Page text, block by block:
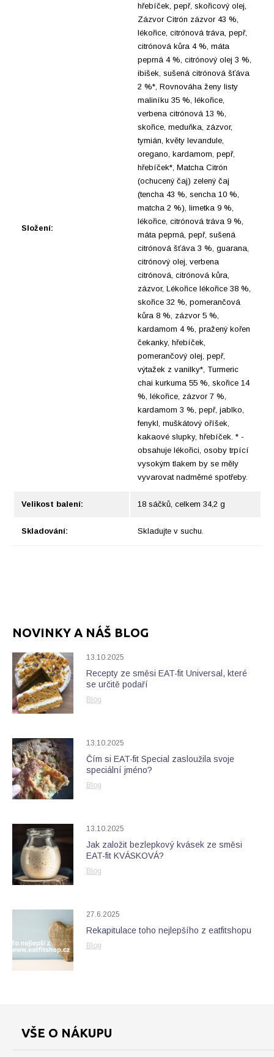
Složení:
hřebíček, pepř, skořicový olej,
Zázvor Citrón zázvor 43 %,
lékořice, citrónová tráva, pepř,
citrónová kůra 4 %, máta
peprná 4 %, citrónový olej 3 %,
ibišek, sušená citrónová šťáva
2 %*, Rovnováha ženy listy
maliníku 35 %, lékořice,
verbena citrónová 13 %,
skořice, meduňka, zázvor,
tymián, květy levandule,
oregano, kardamom, pepř,
hřebíček*, Matcha Citrón
(ochucený čaj) zelený čaj
(tencha 43 %, sencha 10 %,
matcha 2 %), limetka 9 %,
lékořice, citrónová tráva 9 %,
máta peprná, pepř, sušená
citrónová šťáva 3 %, guarana,
citrónový olej, verbena
citrónová, citrónová kůra,
zázvor, Lékořice lékořice 38 %,
skořice 32 %, pomerančová
kůra 8 %, zázvor 5 %,
kardamom 4 %, pražený kořen
čekanky, hřebíček,
pomerančový olej, pepř,
výtažek z vanilky*, Turmeric
chai kurkuma 55 %, skořice 14
%, lékořice, zázvor 7 %,
kardamom 3 %, pepř, jablko,
fenykl, muškátový oříšek,
kakaové slupky, hřebíček. * -
obsahuje lékořici, osoby trpící
vysokým tlakem by se měly
vyvarovat nadměrné spotřeby.
Velikost balení: 18 sáčků, celkem 34,2 g
Skladování: Skladujte v suchu.
NOVINKY A NÁŠ BLOG
13.10.2025
Recepty ze směsi EAT-fit Universal, které
se určitě podaří
Blog
13.10.2025
Čím si EAT-fit Special zasloužila svoje
speciální jméno?
Blog
13.10.2025
Jak založit bezlepkový kvásek ze směsi
EAT-fit KVÁSKOVÁ?
Blog
27.6.2025
Rekapitulace toho nejlepšího z eatfitshopu
Blog
VŠE O NÁKUPU